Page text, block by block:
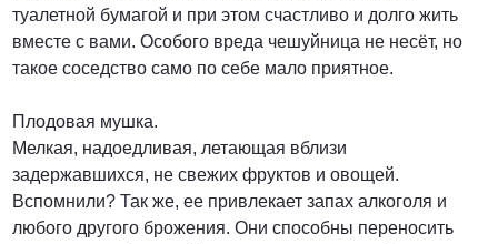
туалетной бумагой и при этом счастливо и долго жить
вместе с вами. Особого вреда чешуйница не несёт, но
такое соседство само по себе мало приятное.
Плодовая мушка.
Мелкая, надоедливая, летающая вблизи
задержавшихся, не свежих фруктов и овощей.
Вспомнили? Так же, ее привлекает запах алкоголя и
любого другого брожения. Они способны переносить